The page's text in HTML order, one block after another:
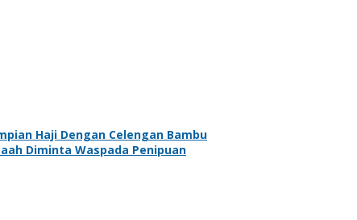
Haji Dengan Celengan Bambu
Diminta Waspada Penipuan